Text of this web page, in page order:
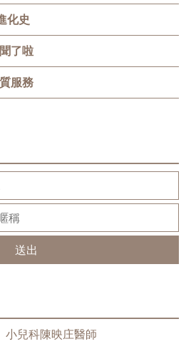
化史
了啦
服務
送出
小兒科陳映庄醫師